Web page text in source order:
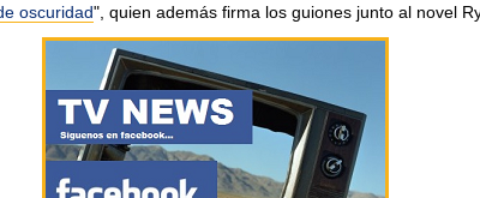
oscuridad", quien además firma los guiones junto al novel